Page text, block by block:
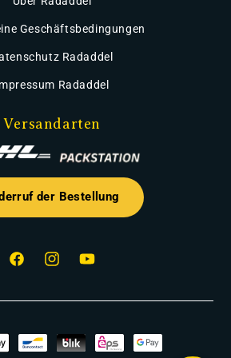
Geschäftsbedingungen
Radaddel
Radaddel
Versandarten
der Bestellung
FacebookInstagramYouTube